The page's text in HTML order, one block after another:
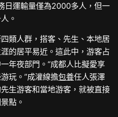
日運輸量僅為2000多人，但一
。
類人群，搭客、先生、本地居
的居平易近。這此中，游客占
年夜部門。“成都人比擬愛享
玩。”成灌線擔包養任人張澤
生游客和當地游客，就被直接
點。